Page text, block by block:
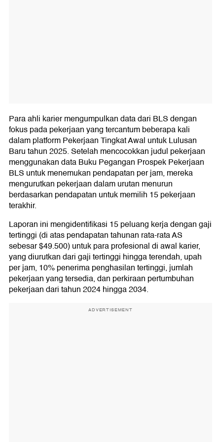
Para ahli karier mengumpulkan data dari BLS dengan
fokus pada pekerjaan yang tercantum beberapa kali
dalam platform Pekerjaan Tingkat Awal untuk Lulusan
Baru tahun 2025. Setelah mencocokkan judul pekerjaan
menggunakan data Buku Pegangan Prospek Pekerjaan
BLS untuk menemukan pendapatan per jam, mereka
mengurutkan pekerjaan dalam urutan menurun
berdasarkan pendapatan untuk memilih 15 pekerjaan
terakhir.
Laporan ini mengidentifikasi 15 peluang kerja dengan gaji
tertinggi (di atas pendapatan tahunan rata-rata AS
sebesar $49.500) untuk para profesional di awal karier,
yang diurutkan dari gaji tertinggi hingga terendah, upah
per jam, 10% penerima penghasilan tertinggi, jumlah
pekerjaan yang tersedia, dan perkiraan pertumbuhan
pekerjaan dari tahun 2024 hingga 2034.
ADVERTISEMENT